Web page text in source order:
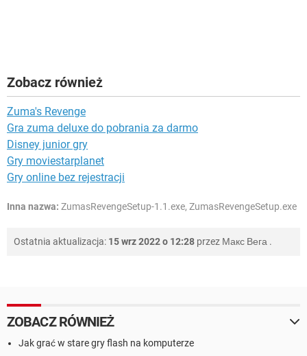
Zobacz również
Zuma's Revenge
Gra zuma deluxe do pobrania za darmo
Disney junior gry
Gry moviestarplanet
Gry online bez rejestracji
Inna nazwa: ZumasRevengeSetup-1.1.exe, ZumasRevengeSetup.exe
Ostatnia aktualizacja: 15 wrz 2022 o 12:28 przez Макс Вега .
ZOBACZ RÓWNIEŻ
Jak grać w stare gry flash na komputerze